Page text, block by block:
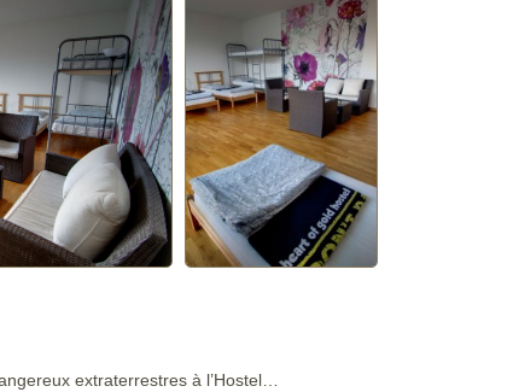
extraterrestres à l’Hostel…